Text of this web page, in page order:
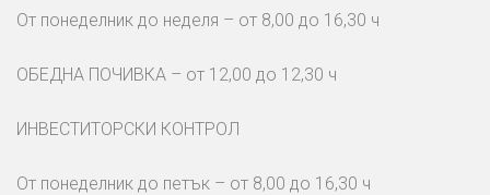
От понеделник до неделя – от 8,00 до 16,30 ч
ОБЕДНА ПОЧИВКА – от 12,00 до 12,30 ч
ИНВЕСТИТОРСКИ КОНТРОЛ
От понеделник до петък – от 8,00 до 16,30 ч